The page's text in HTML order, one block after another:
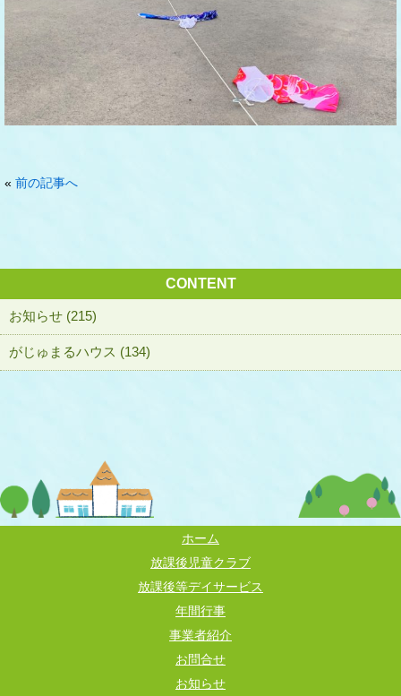
« 前の記事へ
CONTENT
お知らせ (215)
がじゅまるハウス (134)
ホーム
放課後児童クラブ
放課後等デイサービス
年間行事
事業者紹介
お問合せ
お知らせ